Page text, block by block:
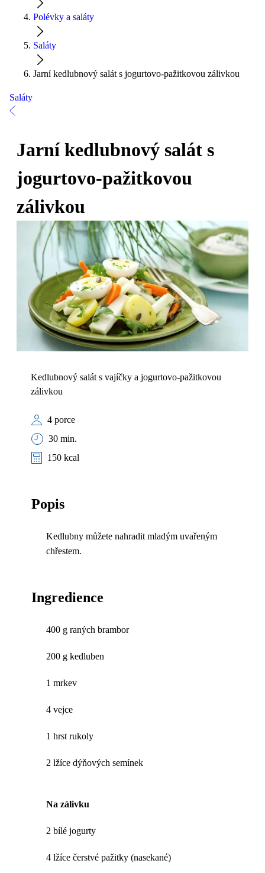
Polévky a saláty
Saláty
Jarní kedlubnový salát s jogurtovo-pažitkovou zálivkou
Saláty
Jarní kedlubnový salát s
jogurtovo-pažitkovou
zálivkou
Kedlubnový salát s vajíčky a jogurtovo-pažitkovou
zálivkou
4 porce
30 min.
150 kcal
Popis
Kedlubny můžete nahradit mladým uvařeným
chřestem.
Ingredience
400 g raných brambor
200 g kedluben
1 mrkev
4 vejce
1 hrst rukoly
2 lžíce dýňových semínek
Na zálivku
2 bílé jogurty
4 lžíce čerstvé pažitky (nasekané)